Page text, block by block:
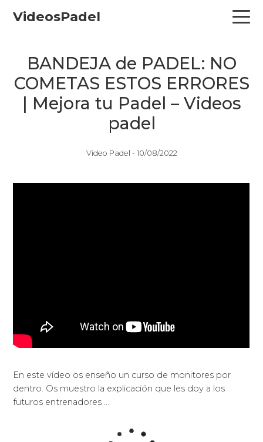
VideosPadel
BANDEJA de PADEL: NO
COMETAS ESTOS ERRORES
| Mejora tu Padel – Videos
padel
Video Padel - 10/08/2022
En este vídeo os enseño un curso de monitores por
dentro. Os muestro la explicación que les doy a los
futuros entrenadores …